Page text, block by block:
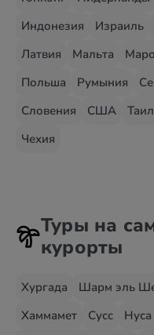
Индонезия
Израиль
Латвия
Мальта
Польша
Румыния
Словения
США
Чехия
Туры на
курорты
Хургада Шарм эль
Хаммамет
Сусс